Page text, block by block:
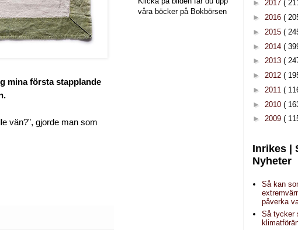
mina första stapplande
vän?”, gjorde man som
våra böcker på Bokbörsen
► 2017 (
► 2016 (
► 2015 (
► 2014 (
► 2013 (
► 2012 (
► 2011 (
► 2010 (
► 2009 (
Inrikes |
Nyheter
Så kan
påverka
Så tycker